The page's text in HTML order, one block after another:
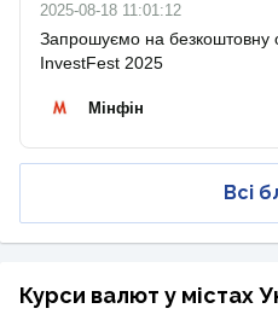
2025-08-18 11:01:12
Запрошуємо на безкоштовну
InvestFest 2025
Мінфін
Всі
Курси валют у містах